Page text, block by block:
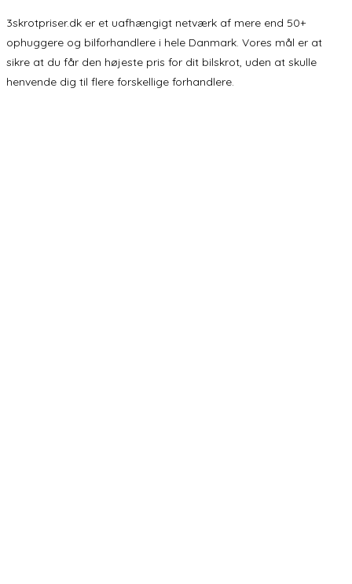
3skrotpriser.dk er et uafhængigt netværk af mere end 50+
ophuggere og bilforhandlere i hele Danmark. Vores mål er at
sikre at du får den højeste pris for dit bilskrot, uden at skulle
henvende dig til flere forskellige forhandlere.